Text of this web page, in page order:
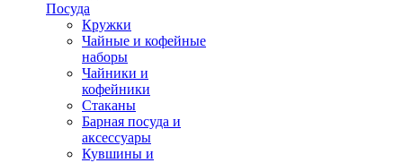
Посуда
Кружки
Чайные и кофейные
наборы
Чайники и
кофейники
Стаканы
Барная посуда и
аксессуары
Кувшины и